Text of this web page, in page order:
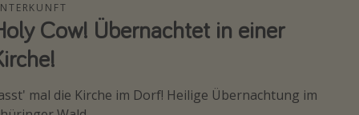
Cow! Übernachtet in einer
mal die Kirche im Dorf! Heilige Übernachtung im